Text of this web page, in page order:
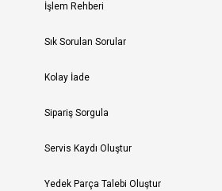
İşlem Rehberi
Sık Sorulan Sorular
Kolay İade
Sipariş Sorgula
Servis Kaydı Oluştur
Yedek Parça Talebi Oluştur